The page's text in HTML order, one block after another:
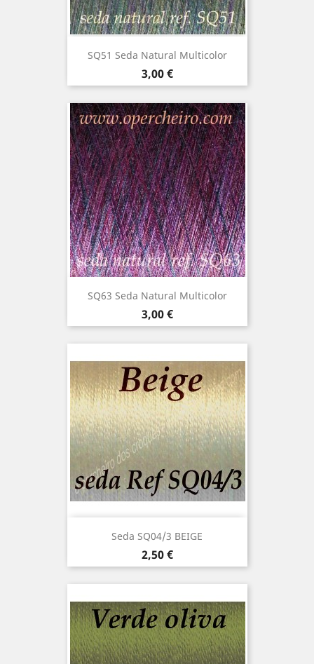
SQ51 Seda Natural Multicolor
Precio
3,00 €
SQ63 Seda Natural Multicolor
Precio
3,00 €
Seda SQ04/3 BEIGE
Precio
2,50 €